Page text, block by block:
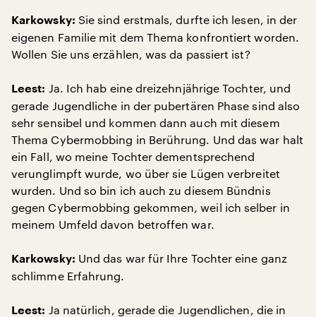
Karkowsky: Sie sind erstmals, durfte ich lesen, in der
eigenen Familie mit dem Thema konfrontiert worden.
Wollen Sie uns erzählen, was da passiert ist?
Leest: Ja. Ich hab eine dreizehnjährige Tochter, und
gerade Jugendliche in der pubertären Phase sind also
sehr sensibel und kommen dann auch mit diesem
Thema Cybermobbing in Berührung. Und das war halt
ein Fall, wo meine Tochter dementsprechend
verunglimpft wurde, wo über sie Lügen verbreitet
wurden. Und so bin ich auch zu diesem Bündnis
gegen Cybermobbing gekommen, weil ich selber in
meinem Umfeld davon betroffen war.
Karkowsky: Und das war für Ihre Tochter eine ganz
schlimme Erfahrung.
Leest: Ja natürlich, gerade die Jugendlichen, die in